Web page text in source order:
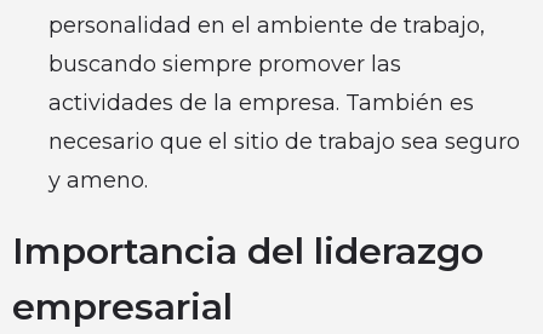
personalidad en el ambiente de trabajo,
buscando siempre promover las
actividades de la empresa. También es
necesario que el sitio de trabajo sea seguro
y ameno.
Importancia del liderazgo
empresarial